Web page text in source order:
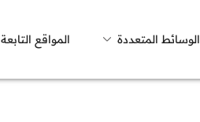
الوسائط المتعددة المواقع التابعة